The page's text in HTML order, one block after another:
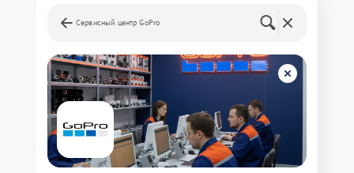
Сервисный центр GoPro